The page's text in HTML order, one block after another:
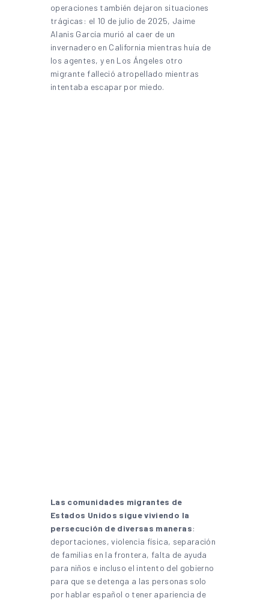
operaciones también dejaron situaciones
trágicas: el 10 de julio de 2025, Jaime
Alanis García murió al caer de un
invernadero en California mientras huía de
los agentes, y en Los Ángeles otro
migrante falleció atropellado mientras
intentaba escapar por miedo.
Las comunidades migrantes de
Estados Unidos sigue viviendo la
persecución de diversas maneras:
deportaciones, violencia física, separación
de familias en la frontera, falta de ayuda
para niños e incluso el intento del gobierno
para que se detenga a las personas solo
por hablar español o tener apariencia de